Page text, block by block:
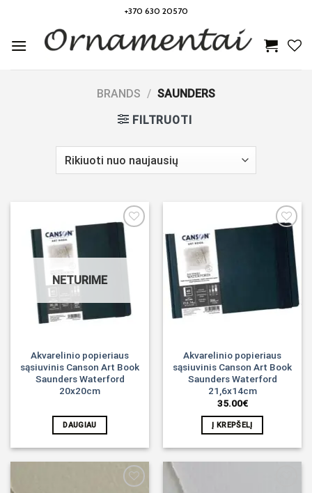
content
+370 630 20570
BRANDS / SAUNDERS
FILTRUOTI
NETURIME
Akvarelinio popieriaus
sąsiuvinis Canson Art Book
Saunders Waterford
20x20cm
DAUGIAU
Noriu!
Akvarelinio popieriaus
sąsiuvinis Canson Art Book
Saunders Waterford
21,6x14cm
35.00€
Į KREPŠELĮ